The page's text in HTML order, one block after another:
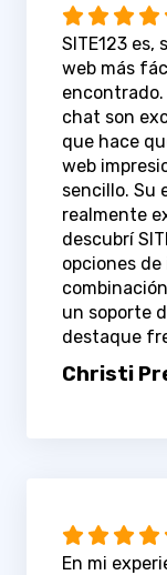
SITE123
web más
chat son
que hace
web
sencillo. Su
realmente
descubrí
opciones de
un soporte
destaque
Christi
En mi